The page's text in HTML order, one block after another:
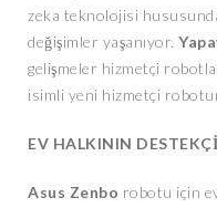
zeka teknolojisi
değişimler yaşanıyor.
gelişmeler hizmetçi
isimli yeni hizmetçi
EV HALKININ
Asus Zenbo robotu için